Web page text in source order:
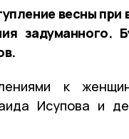
весны
к
Исупова и